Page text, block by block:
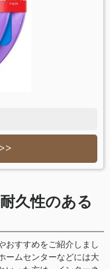
久性のある
おすすめをご紹介しまし
ームセンターなどには大